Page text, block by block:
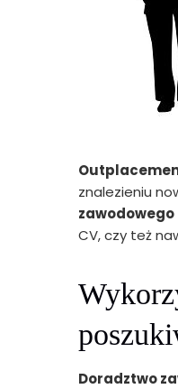
znalezieniu
zawodowego
CV, czy też
Doradztwo